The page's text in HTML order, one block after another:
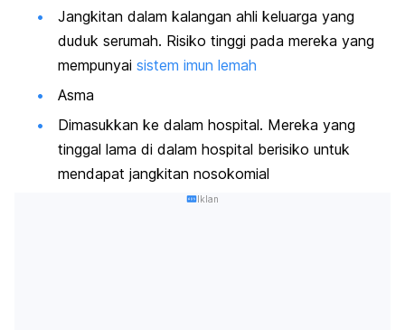
Jangkitan dalam kalangan ahli keluarga yang
duduk serumah. Risiko tinggi pada mereka yang
mempunyai sistem imun lemah
Asma
Dimasukkan ke dalam hospital. Mereka yang
tinggal lama di dalam hospital berisiko untuk
mendapat jangkitan nosokomial
Iklan